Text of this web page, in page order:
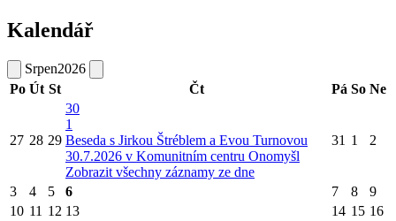
Kalendář
Srpen2026
Po Út St Čt Pá So Ne
27 28 29
30
1
Beseda s Jirkou Štréblem a Evou Turnovou
30.7.2026 v Komunitním centru Onomyšl
Zobrazit všechny záznamy ze dne
31 1 2
3 4 5 6 7 8
9
10 11 12 13 14 15 16